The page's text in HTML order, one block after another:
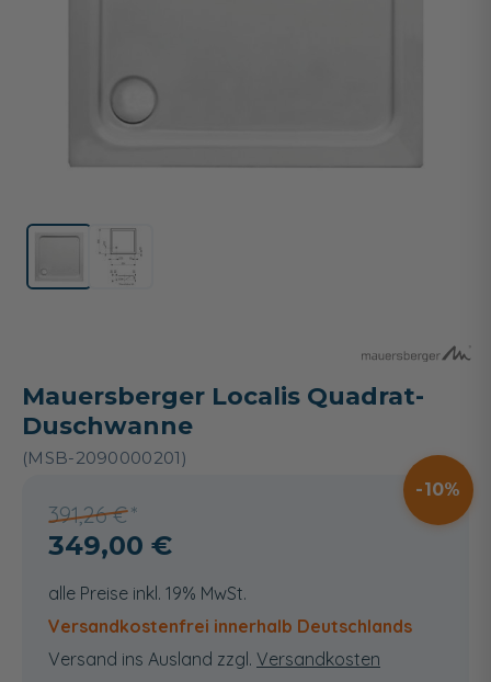
Mauersberger Localis Quadrat-
Duschwanne
(MSB-2090000201)
391,26 €
10
349,00 €
alle Preise inkl. 19% MwSt.
Versandkostenfrei innerhalb Deutschlands
Versand ins Ausland zzgl. Versandkosten